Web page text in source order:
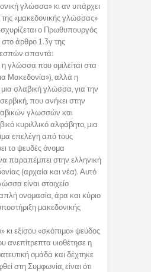
γλώσσα» κι αν υπάρχει
«μακεδονικής γλώσσας»
ο Πρωθυπουργός
στο άρθρο 1.3γ της
απαντά:
γλώσσα που ομιλείται στα
Μακεδονία»), αλλά η
σλαβική γλώσσα, για την
που ανήκει στην
γλωσσών και
κυριλλικό αλφάβητο, μια
επελέγη από τους
το ψευδές όνομα
παραπέμπει στην ελληνική
(αρχαία και νέα). Αυτό
είναι στοιχείο
ονομασία, άρα και κύριο
μακεδονικής
κι εξίσου «σκόπιμο» ψεύδος
ανεπίτρεπτα υιοθέτησε η
ομάδα και δέχτηκε
στη Συμφωνία, είναι ότι